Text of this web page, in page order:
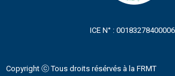
ICE N° :
Copyright ⓒ Tous droits résérvés à la FRMT